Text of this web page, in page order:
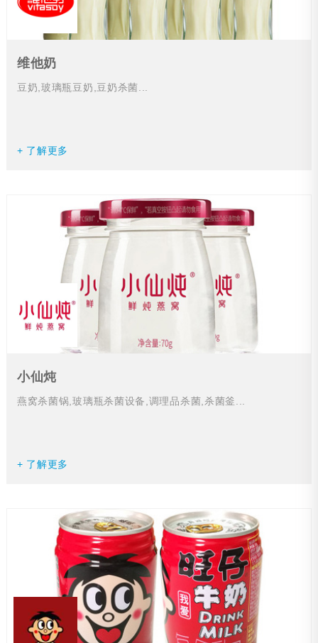
维他奶
豆奶,玻璃瓶豆奶,豆奶杀菌...
+ 了解更多
小仙炖
燕窝杀菌锅,玻璃瓶杀菌设备,调理品杀菌,杀菌釜...
+ 了解更多